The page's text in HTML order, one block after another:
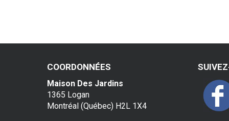
COORDONNÉES
Maison Des Jardins
1365 Logan
Montréal (Québec) H2L 1X4